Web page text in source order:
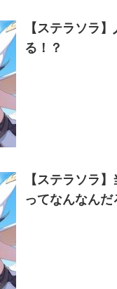
【ステラソラ
る！？
【ステラソラ
ってなんなんだ